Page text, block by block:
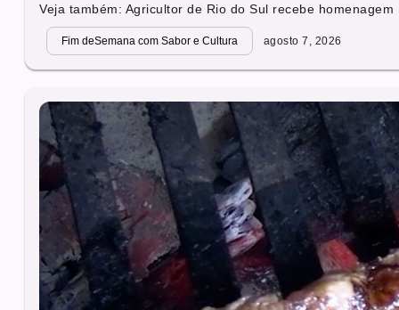
Veja também: Agricultor de Rio do Sul recebe homenagem
Fim deSemana com Sabor e Cultura agosto 7, 2026